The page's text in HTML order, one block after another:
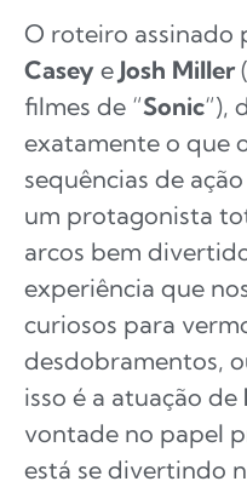
O roteiro assinado
Casey e Josh Miller
filmes de “Sonic“),
exatamente o que
sequências de
um protagonista
arcos bem
experiência que
curiosos para
desdobramentos,
isso é a atuação de
vontade no papel
está se divertindo